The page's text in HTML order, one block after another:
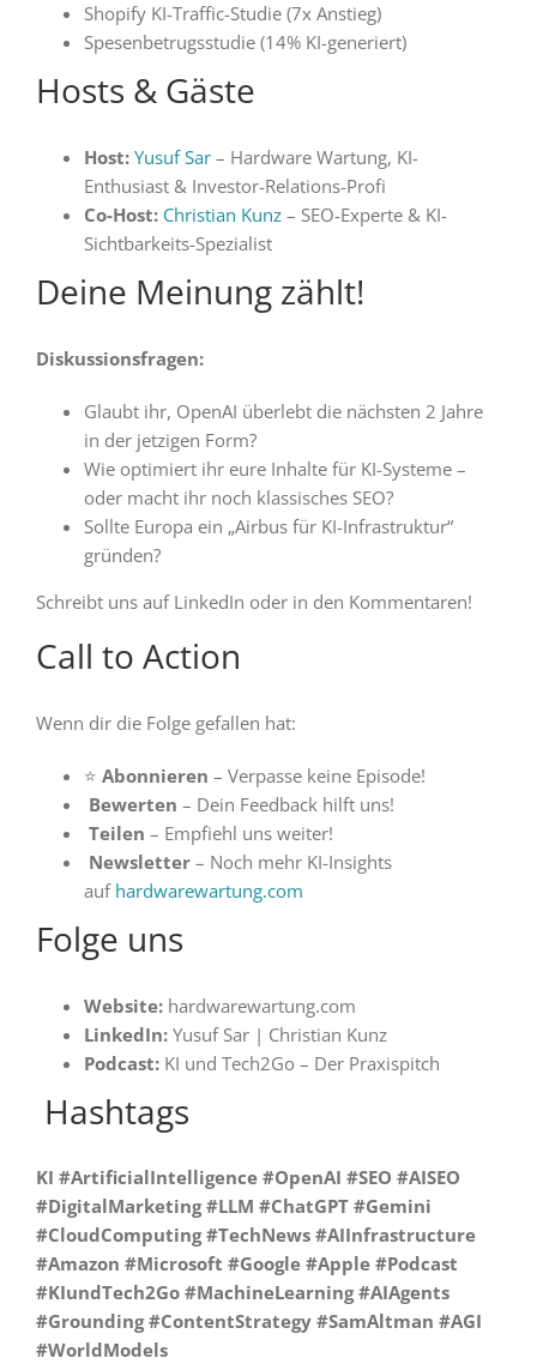
Shopify KI-Traffic-Studie (7x Anstieg)
Spesenbetrugsstudie (14% KI-generiert)
Hosts & Gäste
Host: Yusuf Sar– Hardware Wartung, KI-
Enthusiast & Investor-Relations-Profi
Co-Host: Christian Kunz– SEO-Experte & KI-
Sichtbarkeits-Spezialist
Deine Meinung zählt!
Diskussionsfragen:
Glaubt ihr, OpenAI überlebt die nächsten 2 Jahre
in der jetzigen Form?
Wie optimiert ihr eure Inhalte für KI-Systeme –
oder macht ihr noch klassisches SEO?
Sollte Europa ein „Airbus für KI-Infrastruktur“
gründen?
Schreibt uns auf LinkedIn oder in den Kommentaren!
Call to Action
Wenn dir die Folge gefallen hat:
⭐ Abonnieren – Verpasse keine Episode!
Bewerten – Dein Feedback hilft uns!
Teilen – Empfiehl uns weiter!
Newsletter– Noch mehr KI-Insights
auf hardwarewartung.com
Folge uns
Website:hardwarewartung.com
LinkedIn:Yusuf Sar | Christian Kunz
Podcast:KI und Tech2Go – Der Praxispitch
️ Hashtags
KI #ArtificialIntelligence #OpenAI #SEO #AISEO
#DigitalMarketing #LLM #ChatGPT #Gemini
#CloudComputing #TechNews #AIInfrastructure
#Amazon #Microsoft #Google #Apple #Podcast
#KIundTech2Go #MachineLearning #AIAgents
#Grounding #ContentStrategy #SamAltman #AGI
#WorldModels